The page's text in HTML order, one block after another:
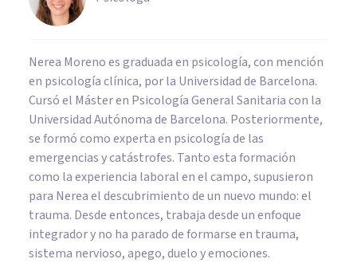
Nerea Moreno es graduada en psicología, con mención
en psicología clínica, por la Universidad de Barcelona.
Cursó el Máster en Psicología General Sanitaria con la
Universidad Autónoma de Barcelona. Posteriormente,
se formó como experta en psicología de las
emergencias y catástrofes. Tanto esta formación
como la experiencia laboral en el campo, supusieron
para Nerea el descubrimiento de un nuevo mundo: el
trauma. Desde entonces, trabaja desde un enfoque
integrador y no ha parado de formarse en trauma,
sistema nervioso, apego, duelo y emociones.